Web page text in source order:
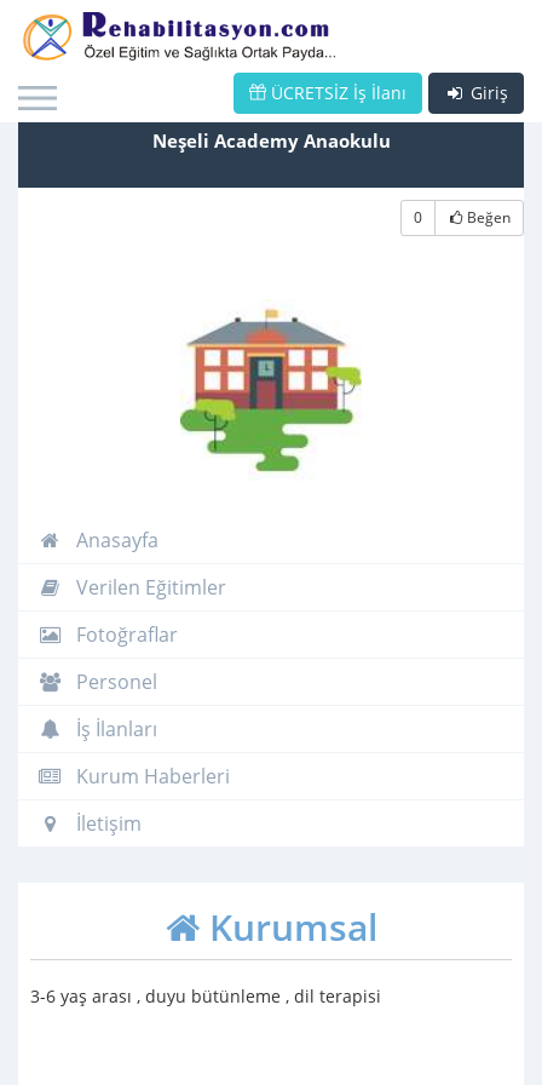
Giriş
ÜCRETSİZ İş İlanı
Neşeli Academy Anaokulu
0 Beğen
Anasayfa
Verilen Eğitimler
Fotoğraflar
Personel
İş İlanları
Kurum Haberleri
İletişim
Kurumsal
3-6 yaş arası , duyu bütünleme , dil terapisi